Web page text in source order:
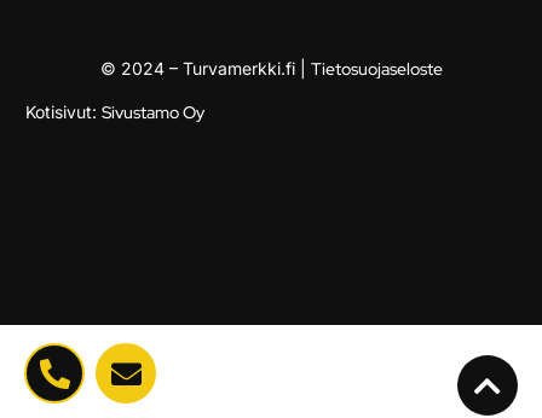
© 2024 – Turvamerkki.fi | Tietosuojaseloste
Kotisivut: Sivustamo Oy